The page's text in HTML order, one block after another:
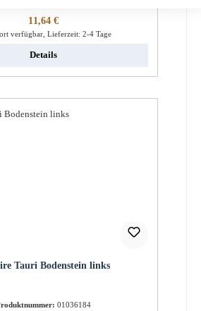
Regulärer Preis:
11,64 €
verfügbar, Lieferzeit: 2-4 Tage
Details
Tauri Bodenstein links
01036184